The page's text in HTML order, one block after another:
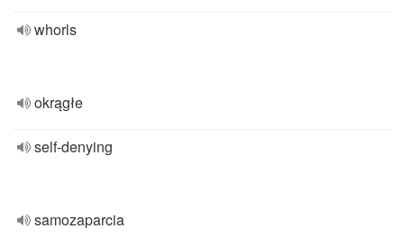
whorls
okrągłe
self-denying
samozaparcia